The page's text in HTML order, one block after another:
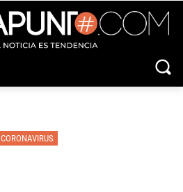
CORONAVIRUS